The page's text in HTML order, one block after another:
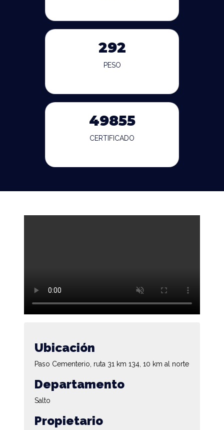
292
PESO
49855
CERTIFICADO
Ubicación
Paso Cementerio, ruta 31 km 134, 10 km al norte
Departamento
Salto
Propietario